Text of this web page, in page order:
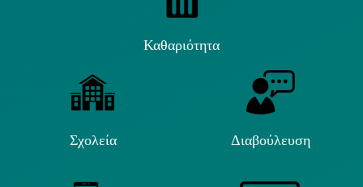
Καθαριότητα
Σχολεία Διαβούλευση